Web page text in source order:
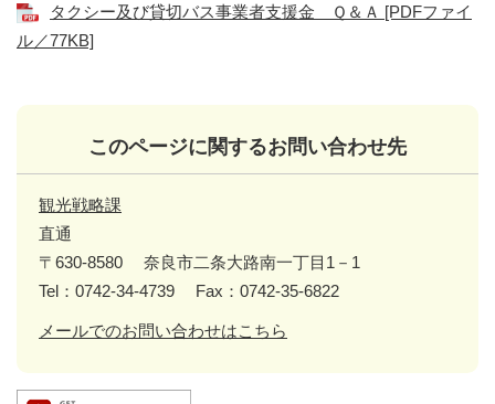
タクシー及び貸切バス事業者支援金 Ｑ＆Ａ [PDFファイ
ル／77KB]
このページに関するお問い合わせ先
観光戦略課
直通
〒630-8580
奈良市二条大路南一丁目1－1
Tel：0742-34-4739
Fax：0742-35-6822
メールでのお問い合わせはこちら